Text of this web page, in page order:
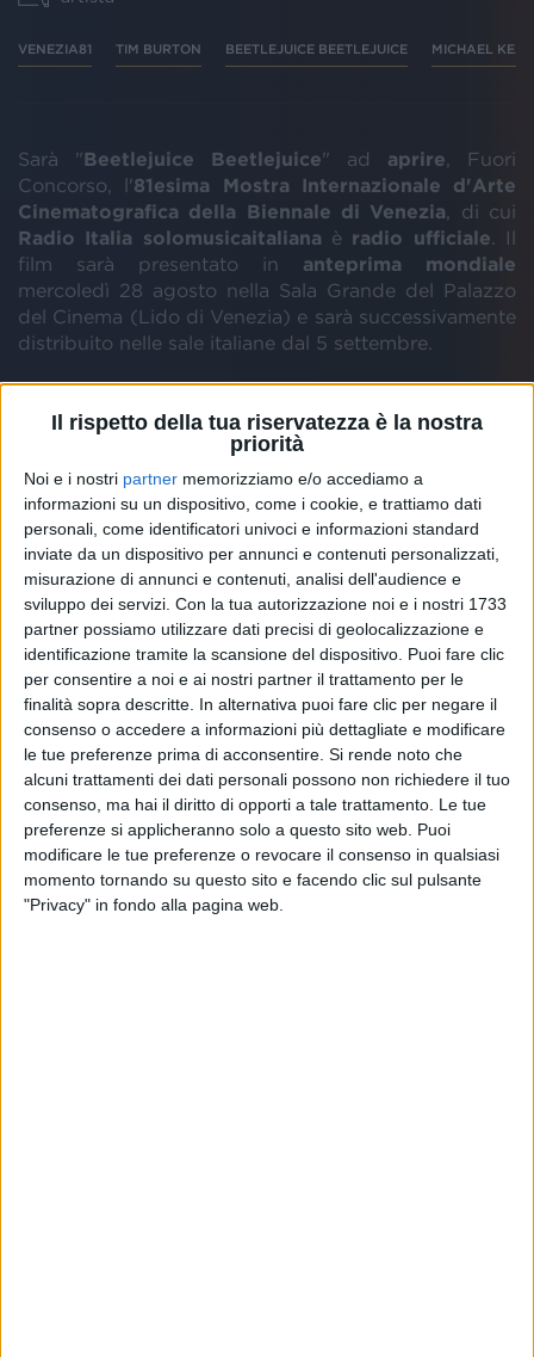
Il rispetto della tua riservatezza è la nostra
priorità
Noi e i nostri partner memorizziamo e/o accediamo a
informazioni su un dispositivo, come i cookie, e trattiamo dati
personali, come identificatori univoci e informazioni standard
inviate da un dispositivo per annunci e contenuti personalizzati,
misurazione di annunci e contenuti, analisi dell'audience e
sviluppo dei servizi. Con la tua autorizzazione noi e i nostri 1733
partner possiamo utilizzare dati precisi di geolocalizzazione e
identificazione tramite la scansione del dispositivo. Puoi fare clic
per consentire a noi e ai nostri partner il trattamento per le
finalità sopra descritte. In alternativa puoi fare clic per negare il
consenso o accedere a informazioni più dettagliate e modificare
le tue preferenze prima di acconsentire. Si rende noto che
alcuni trattamenti dei dati personali possono non richiedere il tuo
consenso, ma hai il diritto di opporti a tale trattamento. Le tue
preferenze si applicheranno solo a questo sito web. Puoi
modificare le tue preferenze o revocare il consenso in qualsiasi
momento tornando su questo sito e facendo clic sul pulsante
"Privacy" in fondo alla pagina web.
VENEZIA81 TIM BURTON BEETLEJUICE BEETLEJUICE MICHAEL
Sarà "Beetlejuice Beetlejuice" ad aprire , Fuori
Concorso, l'81esima Mostra Internazionale d'Arte
Cinematografica della Biennale di Venezia , di cui
Radio
Italia solomusicaitaliana è radio ufficiale . Il
film sarà presentato in anteprima
mondiale
mercoledì 28 agosto nella Sala Grande del Palazzo
del Cinema (Lido di Venezia) e sarà successivamente
distribuito nelle sale italiane dal 5 settembre.
prima mondiale di questo film alla Mostra di
”, ha commentatoTim Burton
Beetlejuice Beetlejuice ” è il sequel
di uno dei film
più amati di
Tim , ossia “ Beetlejuice
” del
1988; proprio come allora, il ruolo dello spiritello
maligno è affidato aMichael Keaton , che sarà
affiancato da alcuni membri del cast originale, come
Winona RydereCatherine O'Hara, e danew entry
qualiWillem Dafoe, Jenna Ortegae Monica
Bellucci, attualecompagnadi Burton.